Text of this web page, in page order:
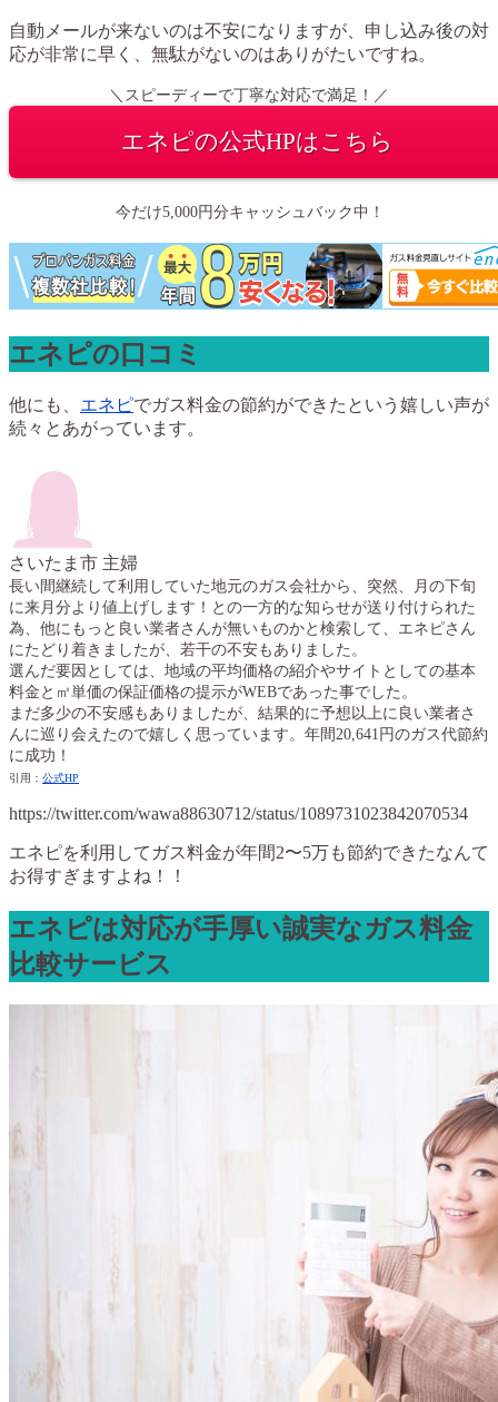
自動メールが来ないのは不安になりますが、申し込み後の対
応が非常に早く、無駄がないのはありがたいですね。
＼スピーディーで丁寧な対応で満足！／
エネピの公式HPはこちら
今だけ5,000円分キャッシュバック中！
エネピの口コミ
他にも、 エネピでガス料金の節約ができたという嬉しい声が
続々とあがっています。
さいたま市 主婦
長い間継続して利用していた地元のガス会社から、突然、月の下旬
に来月分より値上げします！との一方的な知らせが送り付けられた
為、他にもっと良い業者さんが無いものかと検索して、エネピさん
にたどり着きましたが、若干の不安もありました。
選んだ要因としては、地域の平均価格の紹介やサイトとしての基本
料金と㎥単価の保証価格の提示がWEBであった事でした。
まだ多少の不安感もありましたが、結果的に予想以上に良い業者さ
んに巡り会えたので嬉しく思っています。年間20,641円のガス代節約
に成功！
引用： 公式HP
https://twitter.com/wawa88630712/status/1089731023842070534
エネピを利用してガス料金が年間2〜5万も節約できたなんて
お得すぎますよね！！
エネピは対応が手厚い誠実なガス料金
比較サービス